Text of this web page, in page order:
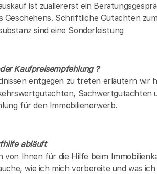
ist zuallererst ein
Geschehens. Schriftliche Gutachten
sind eine Sonderleistung
Kaufpreisempfehlung ?
entgegen zu treten erläutern wir
Sachwertgutachten
für den Immobilienerwerb.
abläuft
von Ihnen für die Hilfe beim
wie ich mich vorbereite und was ich